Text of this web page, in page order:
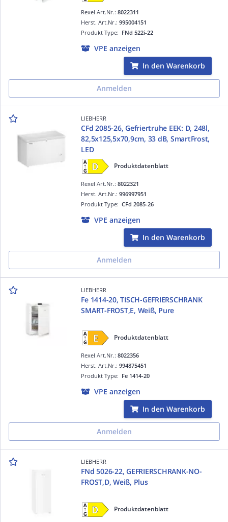
Rexel Art.Nr.:8022311
Produkt Type: FNd 522i-22
Herst. Art.Nr.:995004151
VPE anzeigen
In den Warenkorb
Anmelden
LIEBHERR
CFd 2085-26, Gefriertruhe EEK: D, 248l,
82,5x125,5x70,9cm, 33 dB, SmartFrost,
LED
Produktdatenblatt
Rexel Art.Nr.:8022321
Produkt Type:CFd 2085-26
Herst. Art.Nr.:996997951
VPE anzeigen
In den Warenkorb
Anmelden
LIEBHERR
Fe 1414-20, TISCH-GEFRIERSCHRANK
SMART-FROST,E, Weiß, Pure
Produktdatenblatt
Rexel Art.Nr.:8022356
Produkt Type: Fe 1414-20
Herst. Art.Nr.:994875451
VPE anzeigen
In den Warenkorb
Anmelden
LIEBHERR
FNd 5026-22, GEFRIERSCHRANK-NO-
FROST,D, Weiß, Plus
Produktdatenblatt